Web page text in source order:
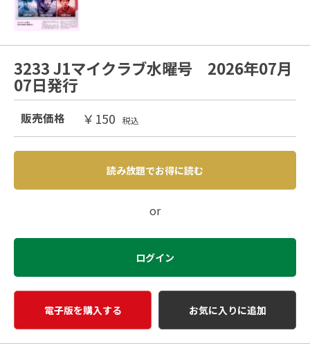
3233 J1マイクラブ水曜号 2026年07月
07日発行
販売価格 ￥150 税込
読み放題でお得に読む
or
ログイン
電子版を購入する お気に入りに追加